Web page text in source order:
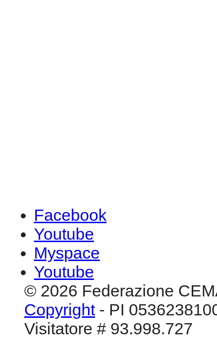
Facebook
Youtube
Myspace
Youtube
© 2026 Federazione
Copyright- PI
Visitatore # 93.998.727